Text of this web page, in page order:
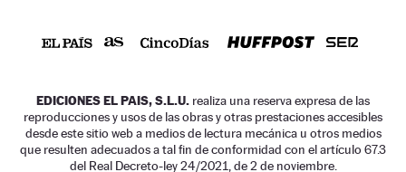
EDICIONES EL PAIS, S.L.U. realiza una reserva expresa de las
reproducciones y usos de las obras y otras prestaciones accesibles
desde este sitio web a medios de lectura mecánica u otros medios
que resulten adecuados a tal fin de conformidad con el artículo 67.3
del Real Decreto-ley 24/2021, de 2 de noviembre.